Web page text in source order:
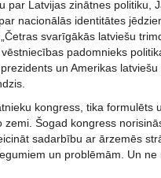
Latvijas zinātnes politiku,
nacionālās identitātes
svarīgākās latviešu
padomnieks
un Amerikas
kongress, tika formulēts
Šogad kongress
sadarbību ar ārzemēs
un problēmām. Un